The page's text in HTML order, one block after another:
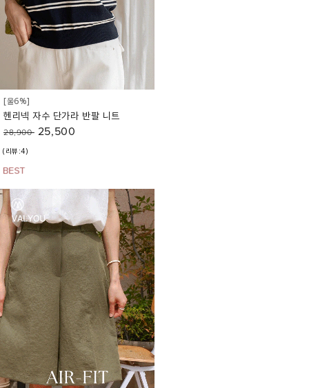
[울6%]
헨리넥 자수 단가라 반팔 니트
28,900 25,500
(리뷰:4)